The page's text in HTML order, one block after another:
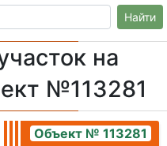
Найти
на
№113281
Объект № 113281